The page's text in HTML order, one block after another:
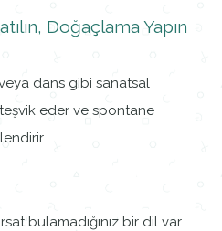
Doğaçlama Yapın
dans gibi sanatsal
teşvik eder ve spontane
bulamadığınız bir dil var